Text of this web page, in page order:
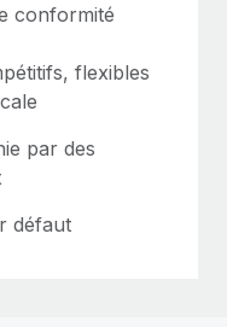
conformité
flexibles
par des
défaut